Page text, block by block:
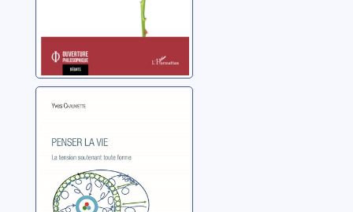
Penser la vie: la
soutenant toute
forme
Chaumette, Yves